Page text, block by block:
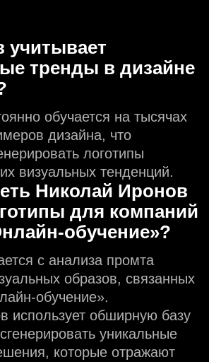
учитывает
тренды в дизайне
обучается на тысячах
дизайна, что
логотипы
визуальных тенденций.
Николай Иронов
для компаний
обучение»?
с анализа промта
образов, связанных
обучение».
использует обширную базу
уникальные
которые отражают